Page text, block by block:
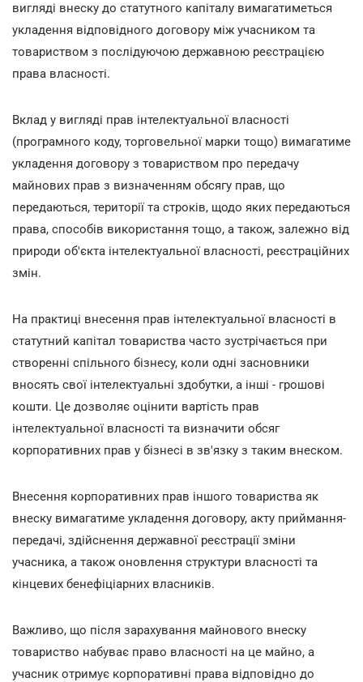
вигляді внеску до статутного капіталу вимагатиметься
укладення відповідного договору між учасником та
товариством з послідуючою державною реєстрацією
права власності.
Вклад у вигляді прав інтелектуальної власності
(програмного коду, торговельної марки тощо) вимагатиме
укладення договору з товариством про передачу
майнових прав з визначенням обсягу прав, що
передаються, території та строків, щодо яких передаються
права, способів використання тощо, а також, залежно від
природи об'єкта інтелектуальної власності, реєстраційних
змін.
На практиці внесення прав інтелектуальної власності в
статутний капітал товариства часто зустрічається при
створенні спільного бізнесу, коли одні засновники
вносять свої інтелектуальні здобутки, а інші - грошові
кошти. Це дозволяє оцінити вартість прав
інтелектуальної власності та визначити обсяг
корпоративних прав у бізнесі в зв'язку з таким внеском.
Внесення корпоративних прав іншого товариства як
внеску вимагатиме укладення договору, акту приймання-
передачі, здійснення державної реєстрації зміни
учасника, а також оновлення структури власності та
кінцевих бенефіціарних власників.
Важливо, що після зарахування майнового внеску
товариство набуває право власності на це майно, а
учасник отримує корпоративні права відповідно до